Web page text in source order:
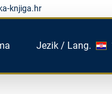
knjiga.hr
Jezik / Lang.